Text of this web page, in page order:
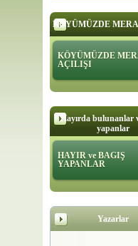
KÖYÜMÜZDE
KÖYÜMÜZDE
AÇILIŞI
Hayırda bulunanlar
yapanlar
HAYIR ve BAGIŞ
YAPANLAR
Yazarlar